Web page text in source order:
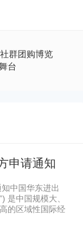
群团购博览
台
申请通知
中国华东进出
是中国规模大、
的区域性国际经